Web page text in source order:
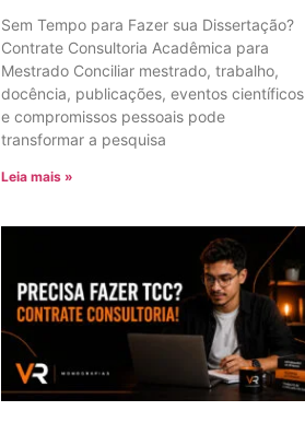
Sem Tempo para Fazer sua Dissertação?
Contrate Consultoria Acadêmica para
Mestrado Conciliar mestrado, trabalho,
docência, publicações, eventos científicos
e compromissos pessoais pode
transformar a pesquisa
Leia mais »